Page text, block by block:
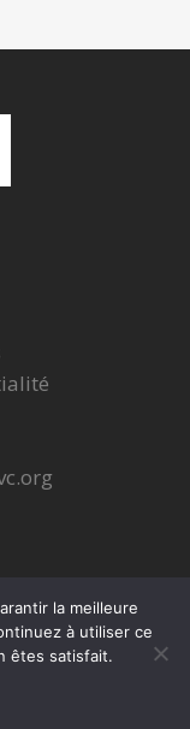
la meilleure
à utiliser ce
êtes satisfait.